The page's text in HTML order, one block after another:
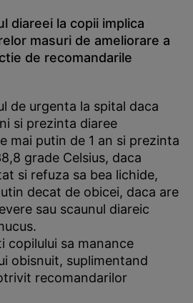
diareei la copii implica
masuri de ameliorare a
de recomandarile
de urgenta la spital daca
si prezinta diaree
mai putin de 1 an si prezinta
grade Celsius, daca
si refuza sa bea lichide,
decat de obicei, daca are
sau scaunul diareic
copilului sa manance
obisnuit, suplimentand
recomandarilor